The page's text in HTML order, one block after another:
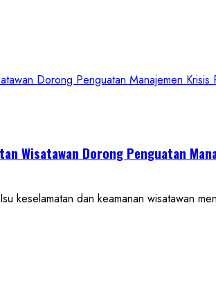
Dorong Penguatan Manajemen Krisis
Wisatawan Dorong Penguatan
keselamatan dan keamanan wisatawan